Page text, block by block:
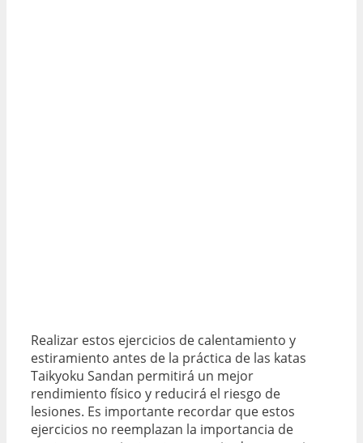
Realizar estos ejercicios de calentamiento y
estiramiento antes de la práctica de las katas
Taikyoku Sandan permitirá un mejor
rendimiento físico y reducirá el riesgo de
lesiones. Es importante recordar que estos
ejercicios no reemplazan la importancia de